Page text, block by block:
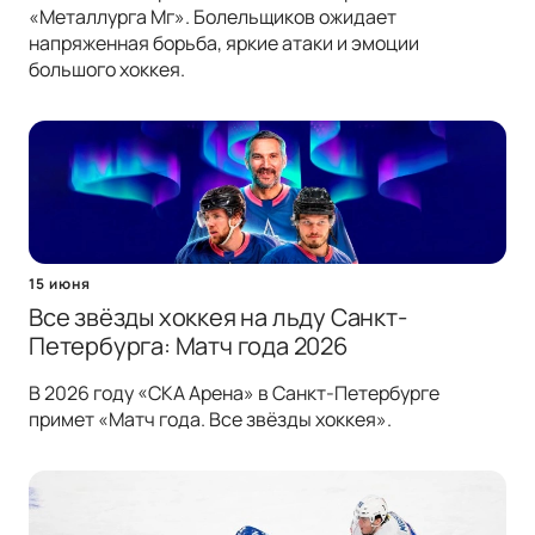
«Металлурга Мг». Болельщиков ожидает
напряженная борьба, яркие атаки и эмоции
большого хоккея.
15 июня
Все звёзды хоккея на льду Санкт-
Петербурга: Матч года 2026
В 2026 году «СКА Арена» в Санкт-Петербурге
примет «Матч года. Все звёзды хоккея».